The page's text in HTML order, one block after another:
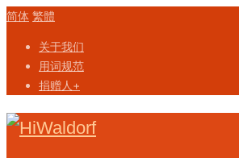
简体 繁體
关于我们
用词规范
捐赠人+